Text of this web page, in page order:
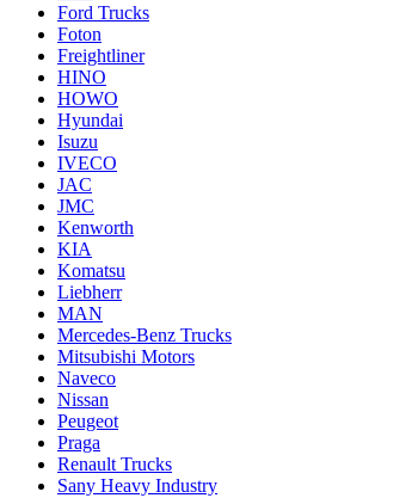
Ford Trucks
Foton
Freightliner
HINO
HOWO
Hyundai
Isuzu
IVECO
JAC
JMC
Kenworth
KIA
Komatsu
Liebherr
MAN
Mercedes-Benz Trucks
Mitsubishi Motors
Naveco
Nissan
Peugeot
Praga
Renault Trucks
Sany Heavy Industry